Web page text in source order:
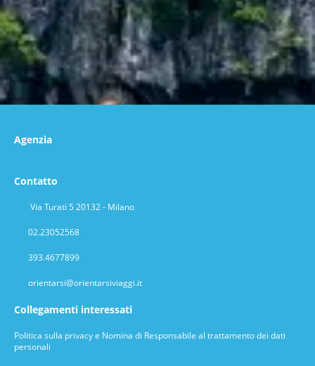
Agenzia
Contatto
Via Turati 5 20132 - Milano
02.23052568
393.4677899
orientarsi@orientarsiviaggi.it
Collegamenti interessati
Politica sulla privacy e Nomina di Responsabile al trattamento dei dati
personali